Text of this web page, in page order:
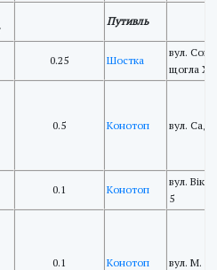
Путивль
0.25 Шостка
вул.
щогла
0.5 Конотоп вул.
0.1 Конотоп
вул.
5
0.1 Конотоп вул. М.